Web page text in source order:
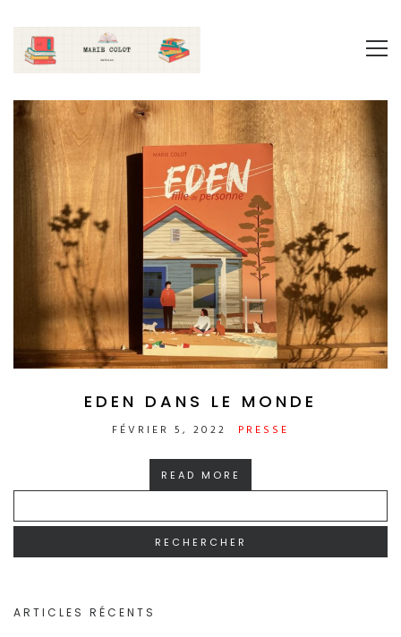
EDEN DANS LE MONDE
FÉVRIER 5, 2022 PRESSE
READ MORE
RECHERCHER :
ARTICLES RÉCENTS